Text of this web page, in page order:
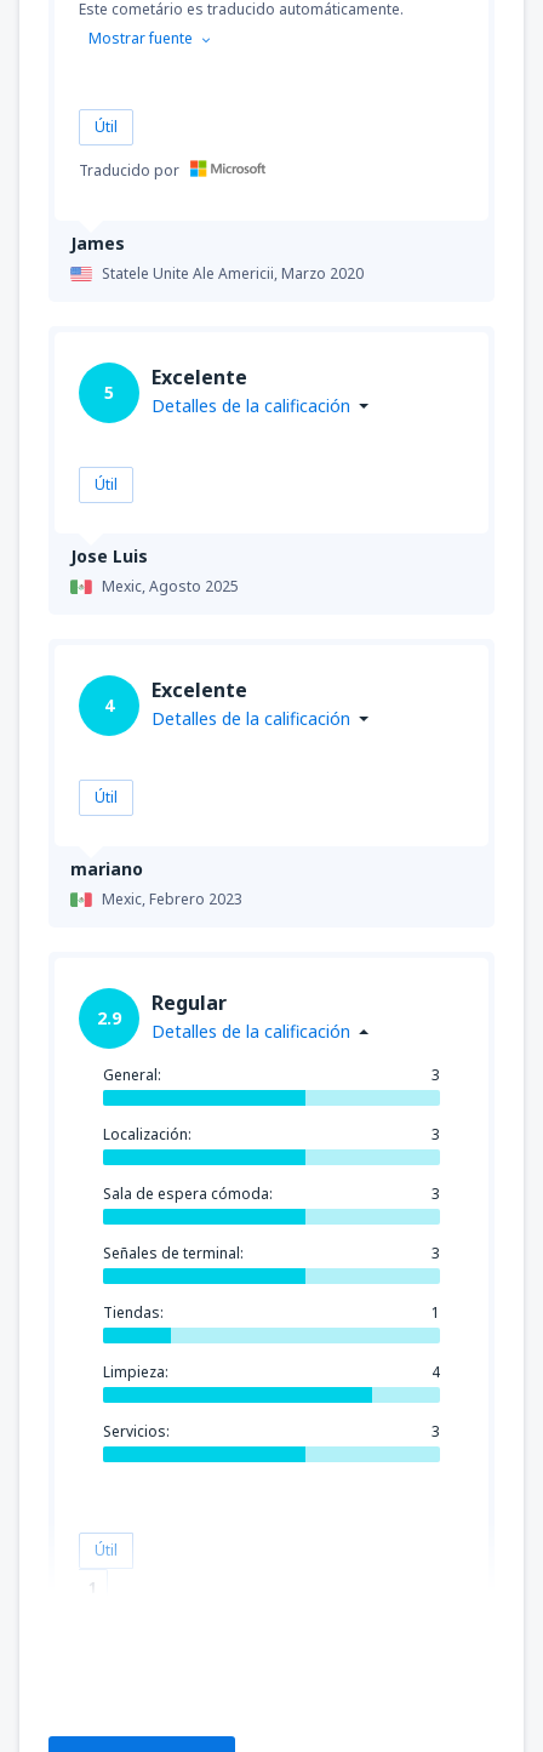
James
Statele Unite Ale Americii,Marzo 2020
Este cometário es traducido automáticamente.
Mostrar fuente
Útil
Traducido por
Jose Luis
Mexic,Agosto 2025
5
Excelente
Detalles de la calificación
Útil
mariano
Mexic,Febrero 2023
4
Excelente
Detalles de la calificación
Útil
2.9
Regular
Detalles de la calificación
General: 3
Localización: 3
Sala de espera cómoda: 3
Señales de terminal: 3
Tiendas: 1
Limpieza: 4
Servicios: 3
Útil
1